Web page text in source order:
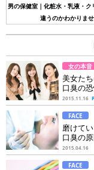
男の保健室｜化粧水・乳液・
違うのかわかりま
女の本音
美女た
口臭の
2015.11.16
FACE
磨けて
口臭の
2015.04.16
FACE